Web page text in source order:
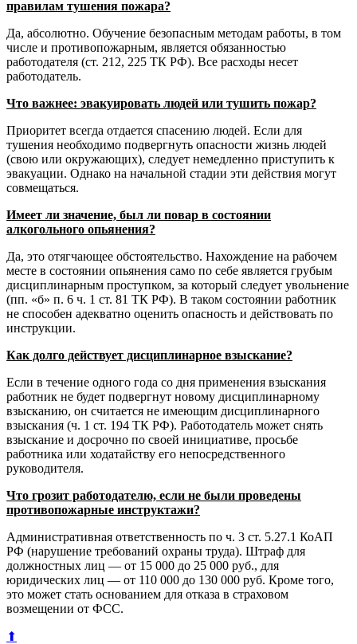
правилам тушения пожара?
Да, абсолютно. Обучение безопасным методам работы, в том
числе и противопожарным, является обязанностью
работодателя (ст. 212, 225 ТК РФ). Все расходы несет
работодатель.
Что важнее: эвакуировать людей или тушить пожар?
Приоритет всегда отдается спасению людей. Если для
тушения необходимо подвергнуть опасности жизнь людей
(свою или окружающих), следует немедленно приступить к
эвакуации. Однако на начальной стадии эти действия могут
совмещаться.
Имеет ли значение, был ли повар в состоянии
алкогольного опьянения?
Да, это отягчающее обстоятельство. Нахождение на рабочем
месте в состоянии опьянения само по себе является грубым
дисциплинарным проступком, за который следует увольнение
(пп. «б» п. 6 ч. 1 ст. 81 ТК РФ). В таком состоянии работник
не способен адекватно оценить опасность и действовать по
инструкции.
Как долго действует дисциплинарное взыскание?
Если в течение одного года со дня применения взыскания
работник не будет подвергнут новому дисциплинарному
взысканию, он считается не имеющим дисциплинарного
взыскания (ч. 1 ст. 194 ТК РФ). Работодатель может снять
взыскание и досрочно по своей инициативе, просьбе
работника или ходатайству его непосредственного
руководителя.
Что грозит работодателю, если не были проведены
противопожарные инструктажи?
Административная ответственность по ч. 3 ст. 5.27.1 КоАП
РФ (нарушение требований охраны труда). Штраф для
должностных лиц — от 15 000 до 25 000 руб., для
юридических лиц — от 110 000 до 130 000 руб. Кроме того,
это может стать основанием для отказа в страховом
возмещении от ФСС.
⬆